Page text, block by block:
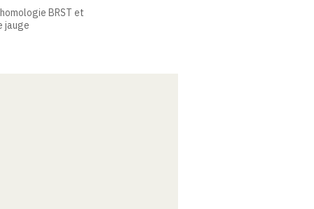
BRST et
jauge